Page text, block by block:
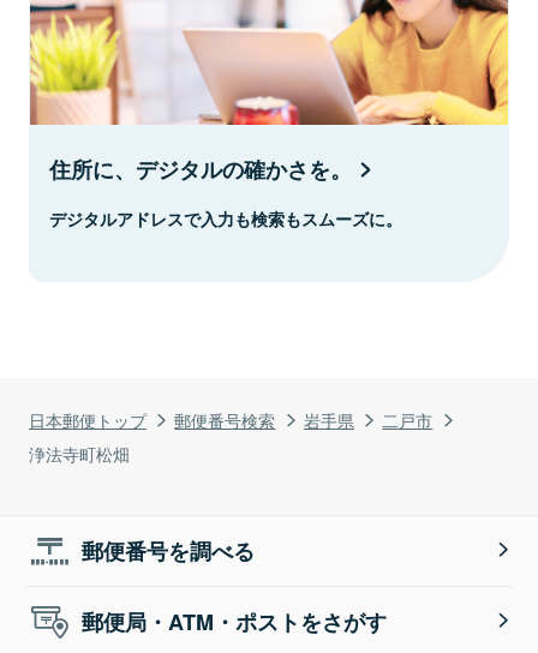
日本郵便トップ 郵便番号検索 岩手県
二戸市
浄法寺町松畑
住所に、デジタルの確かさを。
デジタルアドレスで入力も検索もスムーズに。
郵便番号を調べる
郵便局・ATM・ポストをさがす